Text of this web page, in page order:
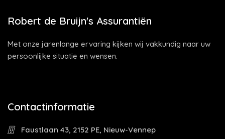
Robert de Bruijn's Assurantiën
Met onze jarenlange ervaring kijken wij vakkundig naar uw
persoonlijke situatie en wensen.
Contactinformatie
Faustlaan 43, 2152 PE, Nieuw-Vennep